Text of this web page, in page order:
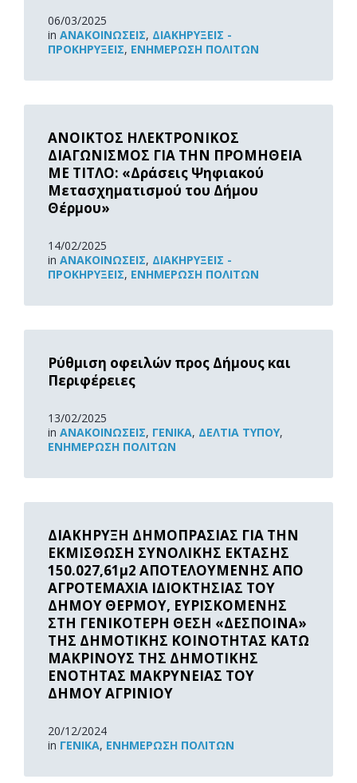
06/03/2025
in ΑΝΑΚOΙΝΏΣΕΙΣ, ΔΙΑΚΗΡΎΞΕΙΣ -
ΠΡΟΚΗΡΎΞΕΙΣ, ΕΝΗΜΈΡΩΣΗ ΠΟΛΙΤΏΝ
ΑΝΟΙΚΤΟΣ ΗΛΕΚΤΡΟΝΙΚΟΣ
ΔΙΑΓΩΝΙΣΜΟΣ ΓΙΑ ΤΗΝ ΠΡΟΜΗΘΕΙΑ
ΜΕ ΤΙΤΛΟ: «Δράσεις Ψηφιακού
Μετασχηματισμού του Δήμου
Θέρμου»
14/02/2025
in ΑΝΑΚOΙΝΏΣΕΙΣ, ΔΙΑΚΗΡΎΞΕΙΣ -
ΠΡΟΚΗΡΎΞΕΙΣ, ΕΝΗΜΈΡΩΣΗ ΠΟΛΙΤΏΝ
Read
Ρύθμιση οφειλών προς Δήμους και
Περιφέρειες
13/02/2025
in ΑΝΑΚOΙΝΏΣΕΙΣ, ΓΕΝΙΚΆ, ΔΕΛΤΊΑ ΤΎΠΟΥ,
ΕΝΗΜΈΡΩΣΗ ΠΟΛΙΤΏΝ
Read
ΔΙΑΚΗΡΥΞΗ ΔΗΜΟΠΡΑΣΙΑΣ ΓΙΑ ΤΗΝ
ΕΚΜΙΣΘΩΣΗ ΣΥΝΟΛΙΚΗΣ ΕΚΤΑΣΗΣ
150.027,61μ2 ΑΠΟΤΕΛΟΥΜΕΝΗΣ ΑΠΟ
ΑΓΡΟΤΕΜΑΧΙΑ ΙΔΙΟΚΤΗΣΙΑΣ ΤΟΥ
ΔΗΜΟΥ ΘΕΡΜΟΥ, ΕΥΡΙΣΚΟΜΕΝΗΣ
ΣΤΗ ΓΕΝΙΚΟΤΕΡΗ ΘΕΣΗ «ΔΕΣΠΟΙΝΑ»
ΤΗΣ ΔΗΜΟΤΙΚΗΣ ΚΟΙΝΟΤΗΤΑΣ ΚΑΤΩ
ΜΑΚΡΙΝΟΥΣ ΤΗΣ ΔΗΜΟΤΙΚΗΣ
ΕΝΟΤΗΤΑΣ ΜΑΚΡΥΝΕΙΑΣ ΤΟΥ
ΔΗΜΟΥ ΑΓΡΙΝΙΟΥ
20/12/2024
in ΓΕΝΙΚΆ, ΕΝΗΜΈΡΩΣΗ ΠΟΛΙΤΏΝ
Read